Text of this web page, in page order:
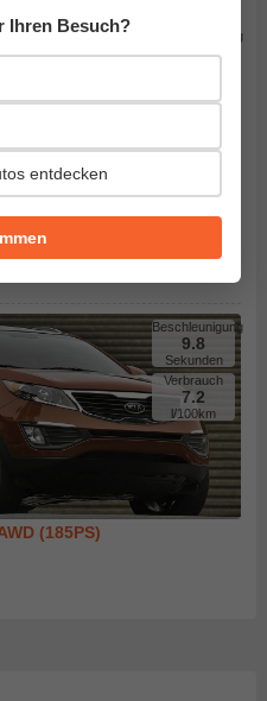
Beschleunigung
9.8
7.2
(185PS)
Beschleunigung
9.8
Sekunden
Verbrauch
7.2
l/100km
(185PS)
Ihren Besuch?
entdecken